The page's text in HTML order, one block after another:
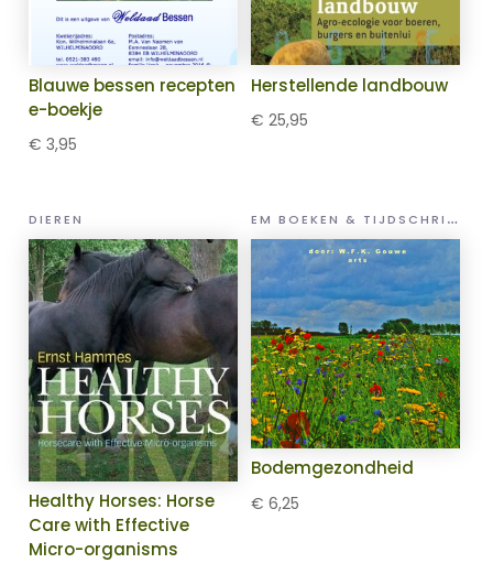
Blauwe bessen recepten
e-boekje
€ 3,95
Herstellende landbouw
€ 25,95
DIEREN
Healthy Horses: Horse
Care with Effective
Micro-organisms
E
M BOEKEN & TIJDSCHRIFTEN
Bodemgezondheid
€ 6,25